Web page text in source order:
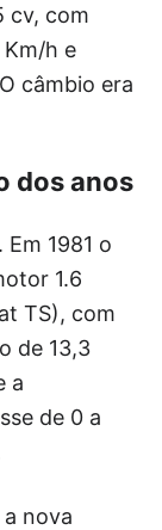
cv, com
Km/h e
câmbio era
dos anos
1981 o
1.6
TS), com
de 13,3
a
de 0 a
nova